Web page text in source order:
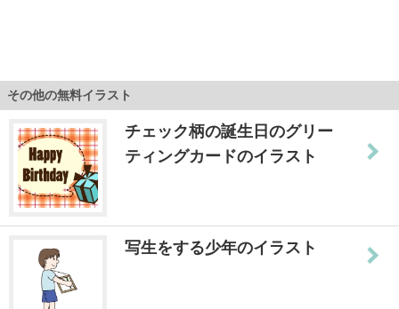
その他の無料イラスト
チェック柄の誕生日のグリー
ティングカードのイラスト
写生をする少年のイラスト